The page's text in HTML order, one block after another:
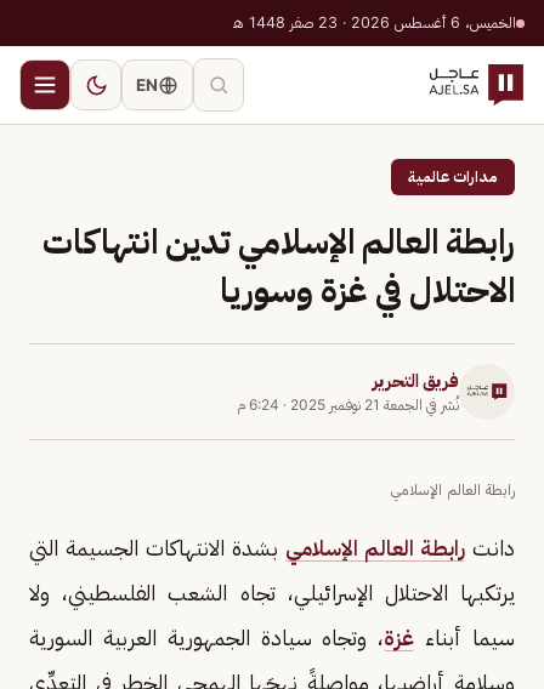
الخميس، 6 أغسطس 2026 · 23 صفر 1448 هـ
EN
مدارات عالمية
رابطة العالم الإسلامي تدين انتهاكات
الاحتلال في غزة وسوريا
فريق التحرير
نُشر في الجمعة 21 نوفمبر 2025 · 6:24 م
رابطة العالم الإسلامي
دانت رابطة العالم الإسلامي بشدة الانتهاكات الجسيمة التي
يرتكبها الاحتلال الإسرائيلي، تجاه الشعب الفلسطيني، ولا
سيما أبناء غزة، وتجاه سيادة الجمهورية العربية السورية
وسلامة أراضيها، مواصِلةً نهجَها الهمجي الخطِر في التعدِّي